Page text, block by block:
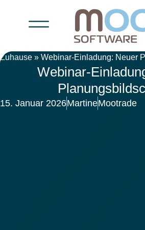
Zuhause » Webinar-Einladung: Neuer
Webinar-
15. Januar 2026MartineMootrade